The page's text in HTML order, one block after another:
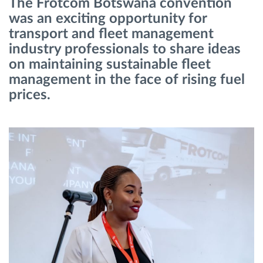
Menaxhimi i karburantit
Planifikimi dhe monitorimi rrugor
Identifikim automatik i shoferëve
Si të zgjidhim çdo kërkëse të aktivitetit të flotës
Llogaritësi i Kursimeve
The Frotcom Botswana convention
was an exciting opportunity for
transport and fleet management
industry professionals to share ideas
on maintaining sustainable fleet
management in the face of rising fuel
prices.